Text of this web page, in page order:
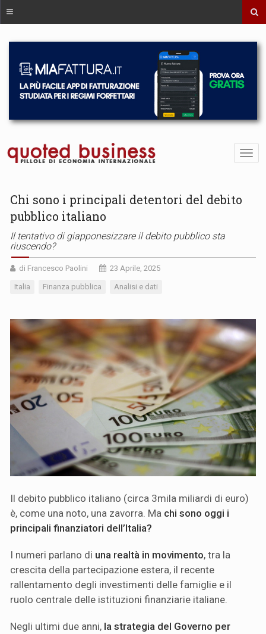
Chi sono i principali detentori del debito
pubblico italiano
Il tentativo di giapponesizzare il debito pubblico sta
riuscendo?
di Francesco Paolini 23 Aprile, 2025
Italia Finanza pubblica Analisi e dati
Il debito pubblico italiano (circa 3mila miliardi di euro)
è, come una noto, una zavorra. Ma chi sono oggi i
principali finanziatori dell’Italia?
I numeri parlano di una realtà in movimento, tra la
crescita della partecipazione estera, il recente
rallentamento degli investimenti delle famiglie e il
ruolo centrale delle istituzioni finanziarie italiane.
Negli ultimi due anni, la strategia del Governo per